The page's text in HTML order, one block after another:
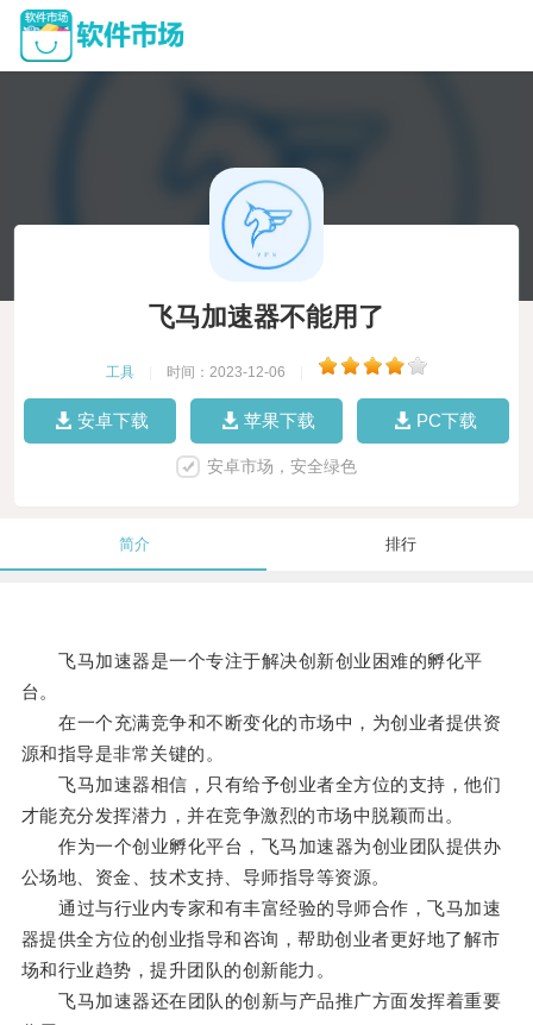
飞马加速器不能用了
工具 时间：2023-12-06
安卓下载 苹果下载 PC下载
安卓市场，安全绿色
简介 排行
飞马加速器是一个专注于解决创新创业困难的孵化平
台。
在一个充满竞争和不断变化的市场中，为创业者提供资
源和指导是非常关键的。
飞马加速器相信，只有给予创业者全方位的支持，他们
才能充分发挥潜力，并在竞争激烈的市场中脱颖而出。
作为一个创业孵化平台，飞马加速器为创业团队提供办
公场地、资金、技术支持、导师指导等资源。
通过与行业内专家和有丰富经验的导师合作，飞马加速
器提供全方位的创业指导和咨询，帮助创业者更好地了解市
场和行业趋势，提升团队的创新能力。
飞马加速器还在团队的创新与产品推广方面发挥着重要